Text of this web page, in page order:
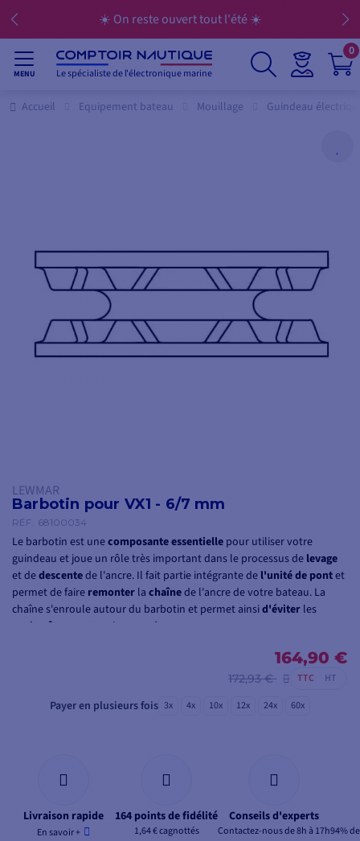
☀️ On reste ouvert tout l'été ☀️
MENU Le spécialiste de l'électronique marine
0
Accueil Equipement bateau Mouillage Guindeau
LEWMAR
Barbotin pour VX1 - 6/7 mm
RÉF. 68100034
Le barbotin est unecomposante essentielle pour utiliser votre
guindeau et joue un rôle très important dans le processus de levage
et dedescentede l'ancre. Il fait partie intégrante de l'unité de pontet
permet de faire remonter la chaînede l'ancre de votre bateau. La
chaîne s'enroule autour du barbotin et permet ainsid'éviter les
enchevêtrements
et les nœuds
ou500W et peut
de diamètre ou un cordage de12 à
164,90 €
172,93 € TTC HT
Payer en plusieurs fois 3x 4x 10x 12x 24x 60x
Livraison rapide
En savoir +
164 points de fidélité
1,64 € cagnottés
Conseils d'experts
Contactez-nous de 8h à 17h94%